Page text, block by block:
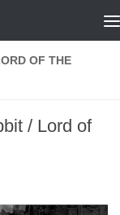
OF THE
/ Lord of